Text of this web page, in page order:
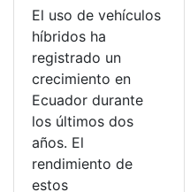
El uso de vehículos
híbridos ha
registrado un
crecimiento en
Ecuador durante
los últimos dos
años. El
rendimiento de
estos